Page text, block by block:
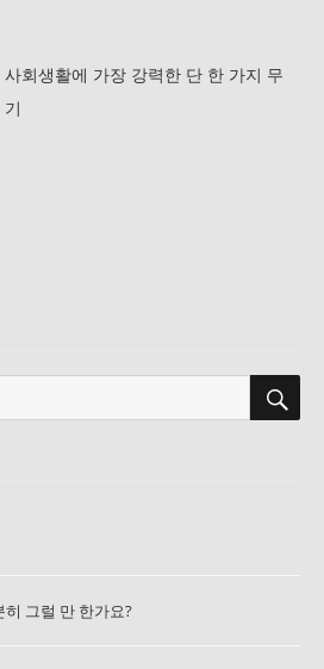
사회생활에 가장 강력한 단 한 가지 무
기
검
그럴 만 한가요?